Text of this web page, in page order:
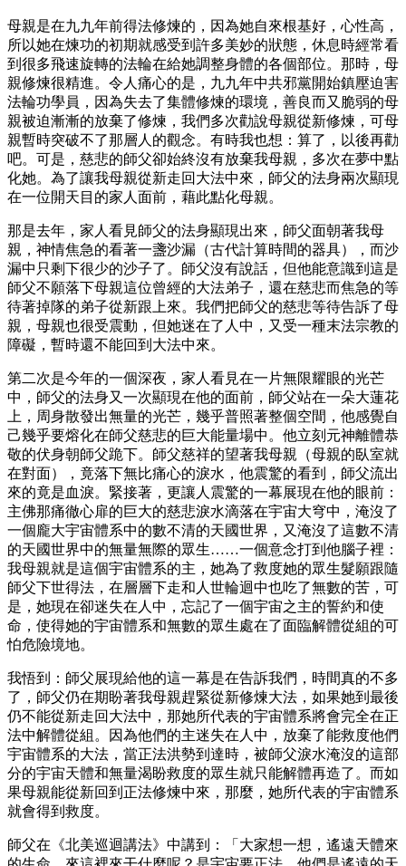
母親是在九九年前得法修煉的，因為她自來根基好，心性高，
所以她在煉功的初期就感受到許多美妙的狀態，休息時經常看
到很多飛速旋轉的法輪在給她調整身體的各個部位。那時，母
親修煉很精進。令人痛心的是，九九年中共邪黨開始鎮壓迫害
法輪功學員，因為失去了集體修煉的環境，善良而又脆弱的母
親被迫漸漸的放棄了修煉，我們多次勸說母親從新修煉，可母
親暫時突破不了那層人的觀念。有時我也想：算了，以後再勸
吧。可是，慈悲的師父卻始終沒有放棄我母親，多次在夢中點
化她。為了讓我母親從新走回大法中來，師父的法身兩次顯現
在一位開天目的家人面前，藉此點化母親。
那是去年，家人看見師父的法身顯現出來，師父面朝著我母
親，神情焦急的看著一盞沙漏（古代計算時間的器具），而沙
漏中只剩下很少的沙子了。師父沒有說話，但他能意識到這是
師父不願落下母親這位曾經的大法弟子，還在慈悲而焦急的等
待著掉隊的弟子從新跟上來。我們把師父的慈悲等待告訴了母
親，母親也很受震動，但她迷在了人中，又受一種末法宗教的
障礙，暫時還不能回到大法中來。
第二次是今年的一個深夜，家人看見在一片無限耀眼的光芒
中，師父的法身又一次顯現在他的面前，師父站在一朵大蓮花
上，周身散發出無量的光芒，幾乎普照著整個空間，他感覺自
己幾乎要熔化在師父慈悲的巨大能量場中。他立刻元神離體恭
敬的伏身朝師父跪下。師父慈祥的望著我母親（母親的臥室就
在對面），竟落下無比痛心的淚水，他震驚的看到，師父流出
來的竟是血淚。緊接著，更讓人震驚的一幕展現在他的眼前：
主佛那痛徹心扉的巨大的慈悲淚水滴落在宇宙大穹中，淹沒了
一個龐大宇宙體系中的數不清的天國世界，又淹沒了這數不清
的天國世界中的無量無際的眾生……一個意念打到他腦子裡：
我母親就是這個宇宙體系的主，她為了救度她的眾生髮願跟隨
師父下世得法，在層層下走和人世輪迴中也吃了無數的苦，可
是，她現在卻迷失在人中，忘記了一個宇宙之主的誓約和使
命，使得她的宇宙體系和無數的眾生處在了面臨解體從組的可
怕危險境地。
我悟到：師父展現給他的這一幕是在告訴我們，時間真的不多
了，師父仍在期盼著我母親趕緊從新修煉大法，如果她到最後
仍不能從新走回大法中，那她所代表的宇宙體系將會完全在正
法中解體從組。因為他們的主迷失在人中，放棄了能救度他們
宇宙體系的大法，當正法洪勢到達時，被師父淚水淹沒的這部
分的宇宙天體和無量渴盼救度的眾生就只能解體再造了。而如
果母親能從新回到正法修煉中來，那麼，她所代表的宇宙體系
就會得到救度。
師父在《北美巡迴講法》中講到：「大家想一想，遙遠天體來